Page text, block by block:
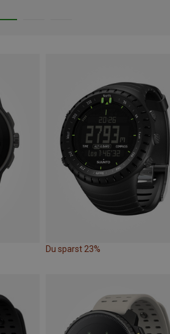
Du sparst 23%